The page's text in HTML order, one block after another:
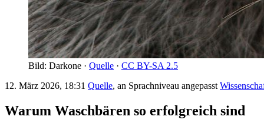
Bild: Darkone · Quelle · CC BY-SA 2.5
12. März 2026, 18:31 Quelle, an Sprachniveau angepasst
Warum Waschbären so erfolgreich sind